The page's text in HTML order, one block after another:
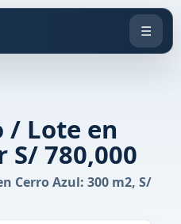
☰
/ Lote en
S/ 780,000
Cerro Azul: 300 m2, S/